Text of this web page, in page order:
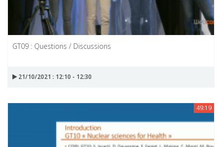
GT09 : Questions / Discussions
21/10/2021 : 12:10 - 12:30
49:19